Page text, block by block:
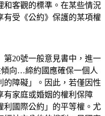
和客觀的標準。在某些情況
有受《公約》保護的某項權
第20號一般意見書中，進一
向…締約國應確保一個人
的障礙」。因此，若僅因性
有家庭或婚姻的權利保障
利國際公約」的平等權。尤